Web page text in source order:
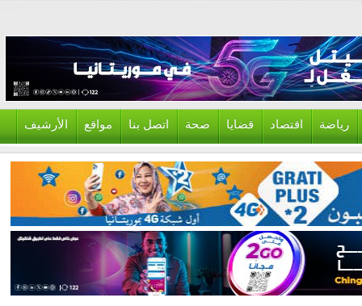
اقتصاد قضايا صحة اتصل بنا مواقع الأرشيف